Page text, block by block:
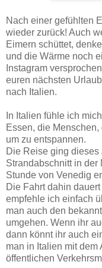
Nach einer gefühlten
wieder zurück! Auch
Eimern schüttet,
und die Wärme noch
Instagram
euren nächsten
nach Italien.
In Italien fühle ich
Essen, die
um zu entspannen.
Die Reise ging dieses
Strandabschnitt in
Stunde von Venedig
Die Fahrt dahin
empfehle ich einfach
man auch den
umgehen. Wenn ihr
dann könnt ihr auch
man in Italien mit dem
öffentlichen